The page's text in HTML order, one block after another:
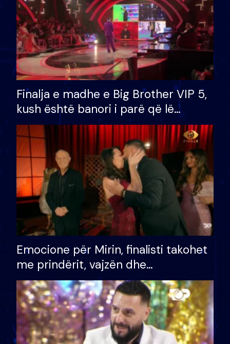
Finalja e madhe e Big Brother VIP 5,
kush është banori i parë që lë
shtëpinë dhe humb mundësinë për
të fituar çmimin e madh
Emocione për Mirin, finalisti takohet
me prindërit, vajzën dhe
bashkëshorten: S’kemi ndonjë letër
divorci apo jo?